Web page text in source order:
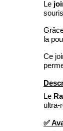
Le
la
Ce
Le
ultra-
✅